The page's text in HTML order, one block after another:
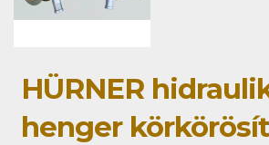
HÜRNER
henger